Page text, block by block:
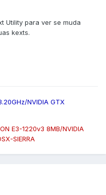
Utility para ver se muda
kexts.
NVIDIA GTX
E3-1220v3 8MB/NVIDIA
SIERRA